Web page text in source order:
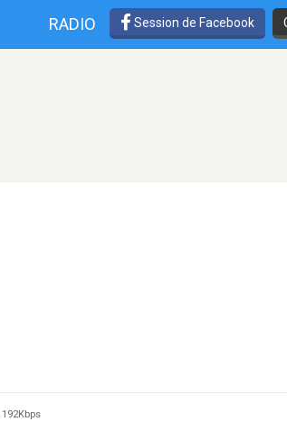
RADIO Session de Facebook
192Kbps